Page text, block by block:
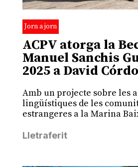
Jorn a jorn
ACPV atorga la
Manuel Sanchis
2025 a David
Amb un projecte sobre les
lingüístiques de les
estrangeres a la Marina
Lletraferit